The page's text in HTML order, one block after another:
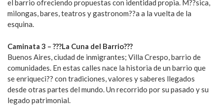
el barrio ofreciendo propuestas con identidad propia. M??sica,
milongas, bares, teatros y gastronom??a a la vuelta de la
esquina.
Caminata 3 – ???La Cuna del Barrio???
Buenos Aires, ciudad de inmigrantes; Villa Crespo, barrio de
comunidades. En estas calles nace la historia de un barrio que
se enriqueci?? con tradiciones, valores y saberes llegados
desde otras partes del mundo. Un recorrido por su pasado y su
legado patrimonial.